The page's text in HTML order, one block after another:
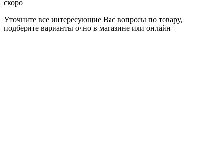
скоро
Уточните все интересующие Вас вопросы по товару,
подберите варианты очно в магазине или онлайн